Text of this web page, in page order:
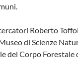
Roberto
di Scienze
del Corpo